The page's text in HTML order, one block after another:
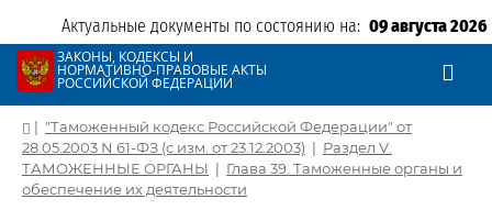
Актуальные документы по состоянию на: 09 августа 2026
ЗАКОНЫ, КОДЕКСЫ И
НОРМАТИВНО-ПРАВОВЫЕ АКТЫ
РОССИЙСКОЙ ФЕДЕРАЦИИ
| "Таможенный кодекс Российской Федерации" от
28.05.2003 N 61-ФЗ (с изм. от 23.12.2003) | Раздел V.
ТАМОЖЕННЫЕ ОРГАНЫ | Глава 39. Таможенные органы и
обеспечение их деятельности